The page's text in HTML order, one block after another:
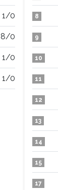
1/0
8/0
1/0
1/0
8
9
10
11
12
13
14
15
17